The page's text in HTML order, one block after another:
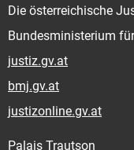
Die österreichische
Bundesministerium
justiz.gv.at
bmj.gv.at
justizonline.gv.at
Palais Trautson